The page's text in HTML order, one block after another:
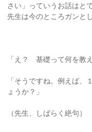
さい」っていうお話はと
先生は今のところガンと
「え？ 基礎って何を教
「そうですね。例えば、
ょうか？」
（先生、しばらく絶句）